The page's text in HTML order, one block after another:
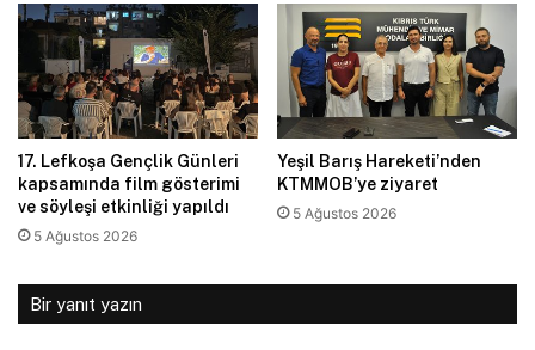
17. Lefkoşa Gençlik Günleri
kapsamında film gösterimi
ve söyleşi etkinliği yapıldı
5 Ağustos 2026
Yeşil Barış Hareketi’nden
KTMMOB’ye ziyaret
5 Ağustos 2026
Bir yanıt yazın